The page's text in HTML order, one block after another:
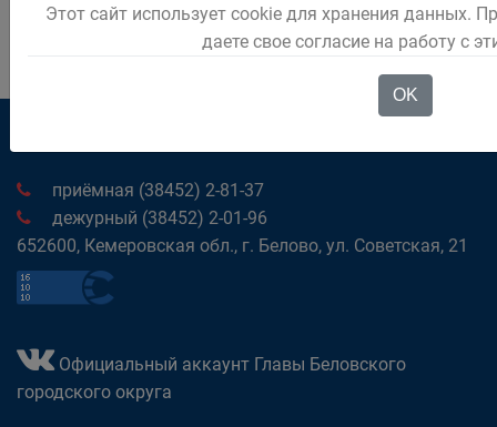
приёмная (38452) 2-81-37
дежурный (38452) 2-01-96
652600, Кемеровская обл., г. Белово, ул. Советская, 21
Официальный аккаунт Главы Беловского
городского округа
Этот сайт использует cookie для хранения данных.
даете свое согласие на работу с
OK